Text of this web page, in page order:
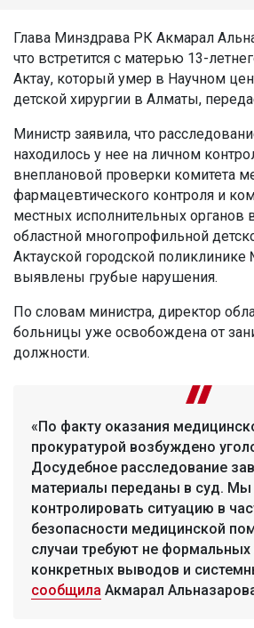
Глава Минздрава РК Акмарал
что встретится с матерью 13-
Актау, который умер в Научном
детской хирургии в Алматы,
Министр заявила, что
находилось у нее на личном
внеплановой проверки комитета
фармацевтического контроля и
местных исполнительных органов
областной многопрофильной
Актауской городской
выявлены грубые нарушения.
По словам министра, директор
больницы уже освобождена от
должности.
«По факту оказания
прокуратурой возбуждено
Досудебное расследование
материалы переданы в суд.
контролировать ситуацию в
безопасности медицинской
случаи требуют не формальных
конкретных выводов и
сообщила Акмарал